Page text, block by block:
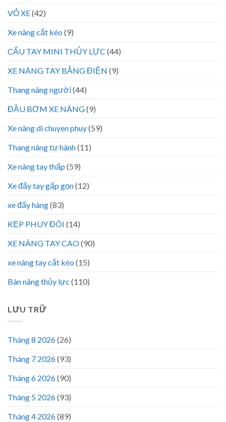
VỎ XE(42)
Xe nâng cắt kéo (9)
CẨU TAY MINI THỦY LỰC (44)
XE NÂNG TAY BẰNG ĐIỆN (9)
Thang nâng người(44)
ĐẦU BƠM XE NÂNG(9)
Xe nâng di chuyen phuy(59)
Thang nâng tự hành(11)
Xe nâng tay thấp (59)
Xe đẩy tay gấp gọn(12)
xe đẩy hàng(83)
KẸP PHUY ĐÔI (14)
XE NÂNG TAY CAO(90)
xe nâng tay cắt kéo (15)
Bàn nâng thủy lực (110)
LƯU TRỮ
Tháng 8 2026(26)
Tháng 7 2026(93)
Tháng 6 2026(90)
Tháng 5 2026(93)
Tháng 4 2026(89)